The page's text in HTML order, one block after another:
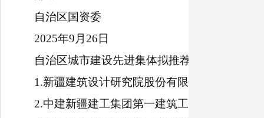
自治区国资委
2025年9月26日
自治区城市建设先进集体拟推荐名单(2个)
1.新疆建筑设计研究院股份有限公司
2.中建新疆建工集团第一建筑工程有限公司